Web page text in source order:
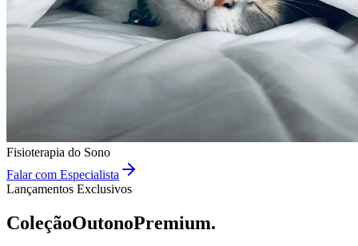
Fisioterapia do Sono
Falar com Especialista
Lançamentos Exclusivos
ColeçãoOutonoPremium.